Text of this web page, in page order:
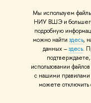
Мы используем
НИУ ВШЭ и большего
подробную
можно найти здесь,
данных –здесь.
использовании
с нашими правилами
можете отключить
работа проводится
Самостоятельный
Примерные темы
ориентированы на
к
различных
антропогенного